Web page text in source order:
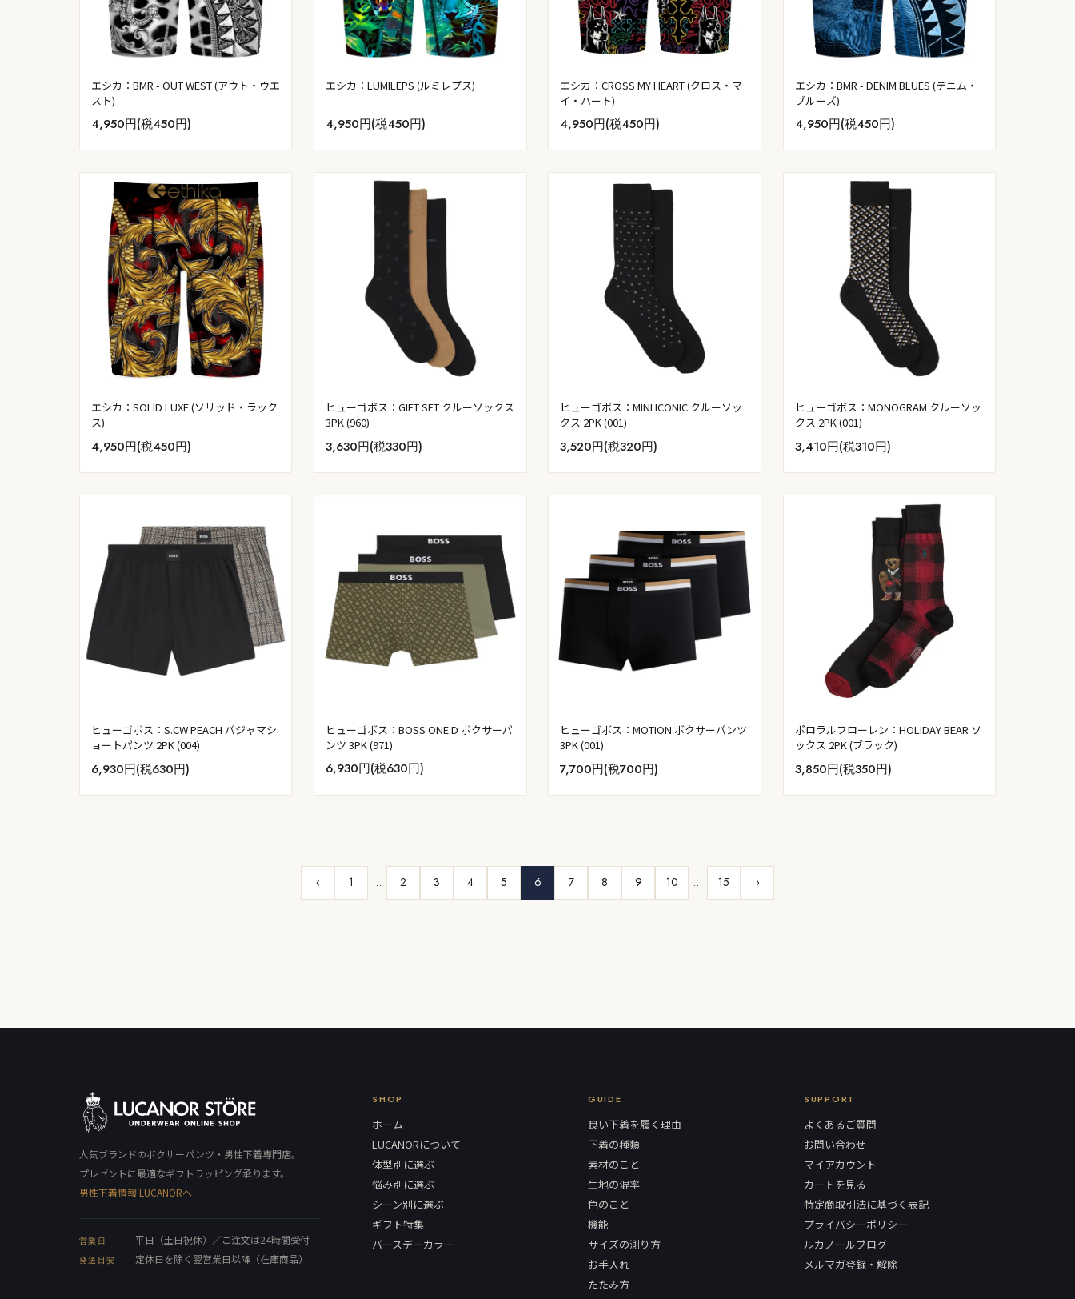
エシカ：BMR - OUT WEST (アウト・ウエ
スト)
4,950円(税450円)
エシカ：LUMILEPS (ルミレプス)
4,950円(税450円)
エシカ：CROSS MY HEART (クロス・マ
イ・ハート)
4,950円(税450円)
エシカ：BMR - DENIM BLUES (デニム・
ブルーズ)
4,950円(税450円)
エシカ：SOLID LUXE (ソリッド・ラック
ス)
4,950円(税450円)
ヒューゴボス：GIFT SET クルーソックス
3PK (960)
3,630円(税330円)
ヒューゴボス：MINI ICONIC クルーソッ
クス 2PK (001)
3,520円(税320円)
ヒューゴボス：MONOGRAM クルーソッ
クス 2PK (001)
3,410円(税310円)
ヒューゴボス：S.CW PEACH パジャマシ
ョートパンツ 2PK (004)
6,930円(税630円)
ヒューゴボス：BOSS ONE D ボクサーパ
ンツ 3PK (971)
6,930円(税630円)
ヒューゴボス：MOTION ボクサーパンツ
3PK (001)
7,700円(税700円)
ポロラルフローレン：HOLIDAY BEAR ソ
ックス 2PK (ブラック)
3,850円(税350円)
‹ 1 … 2 3 4 5 6 7 8 9 10 … 15 ›
人気ブランドのボクサーパンツ・男性下着専門店。
プレゼントに最適なギフトラッピング承ります。
男性下着情報 LUCANORへ
営業日 平日（土日祝休）／ご注文は24時間受付
発送目安 定休日を除く翌営業日以降（在庫商品）
SHOP
ホーム
LUCANORについて
体型別に選ぶ
悩み別に選ぶ
シーン別に選ぶ
ギフト特集
バースデーカラー
GUIDE
良い下着を履く理由
下着の種類
素材のこと
生地の混率
色のこと
機能
サイズの測り方
お手入れ
たたみ方
SUPPORT
よくあるご質問
お問い合わせ
マイアカウント
カートを見る
特定商取引法に基づく表記
プライバシーポリシー
ルカノールブログ
メルマガ登録・解除